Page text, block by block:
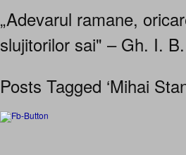
„Adevarul ramane,
slujitorilor sai" – Gh. I. B.
Posts Tagged ‘Mihai